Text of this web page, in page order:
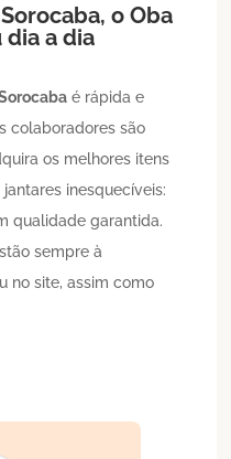
Sorocaba, o Oba
a dia
é rápida e
colaboradores são
os melhores itens
inesquecíveis:
qualidade garantida.
sempre à
no site, assim como